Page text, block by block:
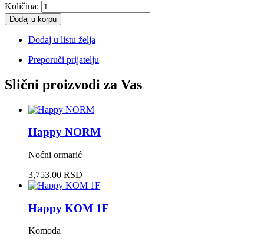
Količina:
Dodaj u korpu
Dodaj u listu želja
Preporuči prijatelju
Slični proizvodi za Vas
Happy NORM
Noćni ormarić
3,753.00 RSD
Happy KOM 1F
Komoda